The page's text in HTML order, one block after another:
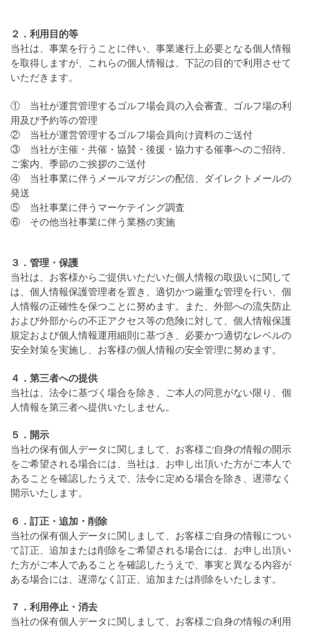
２．利用目的等
当社は、事業を行うことに伴い、事業遂行上必要となる個人情報
を取得しますが、これらの個人情報は、下記の目的で利用させて
いただきます。
① 当社が運営管理するゴルフ場会員の入会審査、ゴルフ場の利
用及び予約等の管理
② 当社が運営管理するゴルフ場会員向け資料のご送付
③ 当社が主催・共催・協賛・後援・協力する催事へのご招待、
ご案内、季節のご挨拶のご送付
④ 当社事業に伴うメールマガジンの配信、ダイレクトメールの
発送
⑤ 当社事業に伴うマーケテイング調査
⑥ その他当社事業に伴う業務の実施
３．管理・保護
当社は、お客様からご提供いただいた個人情報の取扱いに関して
は、個人情報保護管理者を置き、適切かつ厳重な管理を行い、個
人情報の正確性を保つことに努めます。また、外部への流失防止
および外部からの不正アクセス等の危険に対して、個人情報保護
規定および個人情報運用細則に基づき、必要かつ適切なレベルの
安全対策を実施し、お客様の個人情報の安全管理に努めます。
４．第三者への提供
当社は、法令に基づく場合を除き、ご本人の同意がない限り、個
人情報を第三者へ提供いたしません。
５．開示
当社の保有個人データに関しまして、お客様ご自身の情報の開示
をご希望される場合には、当社は、お申し出頂いた方がご本人で
あることを確認したうえで、法令に定める場合を除き、遅滞なく
開示いたします。
６．訂正・追加・削除
当社の保有個人データに関しまして、お客様ご自身の情報につい
て訂正、追加または削除をご希望される場合には、お申し出頂い
た方がご本人であることを確認したうえで、事実と異なる内容が
ある場合には、遅滞なく訂正、追加または削除をいたします。
７．利用停止・消去
当社の保有個人データに関しまして、お客様ご自身の情報の利用